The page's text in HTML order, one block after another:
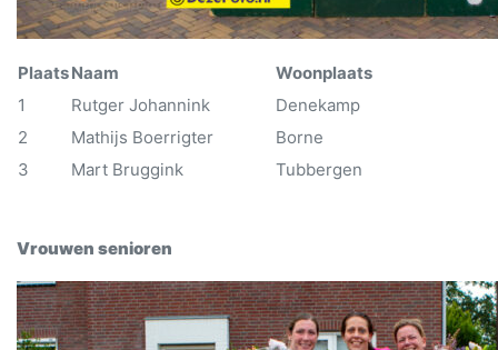
PlaatsNaam
Woonplaats
1
Rutger Johannink
Denekamp
2
Mathijs Boerrigter
Borne
3
Mart Bruggink Tubbergen
Vrouwen senioren